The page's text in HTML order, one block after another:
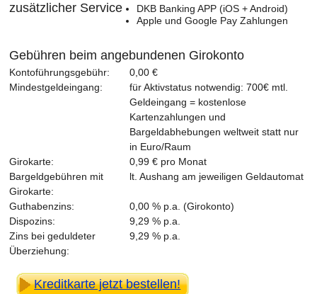
zusätzlicher Service
DKB Banking APP (iOS + Android)
Apple und Google Pay Zahlungen
Gebühren beim angebundenen Girokonto
Kontoführungsgebühr:
0,00 €
Mindestgeldeingang:
für Aktivstatus notwendig: 700€ mtl.
Geldeingang = kostenlose
Kartenzahlungen und
Bargeldabhebungen weltweit statt nur
in Euro/Raum
Girokarte:
0,99 € pro Monat
Bargeldgebühren mit
Girokarte:
lt. Aushang am jeweiligen Geldautomat
Guthabenzins:
0,00 % p.a. (Girokonto)
Dispozins:
9,29 % p.a.
Zins bei geduldeter
Überziehung:
9,29 % p.a.
Kreditkarte jetzt bestellen!